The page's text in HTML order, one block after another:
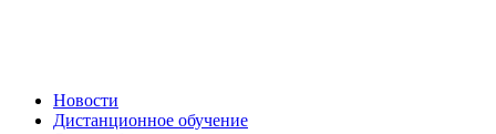
Новости
Дистанционное обучение